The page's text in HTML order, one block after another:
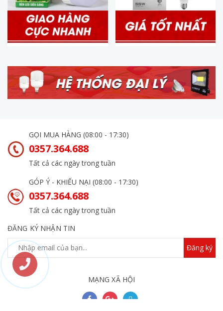
GỌI MUA HÀNG (08:00 - 17:30)
0357.364.688
Tất cả các ngày trong tuần
GÓP Ý - KHIẾU NẠI (08:00 - 17:30)
0357.364.688
Tất cả các ngày trong tuần
ĐĂNG KÝ NHẬN TIN
Đăng ký
MẠNG XÃ HỘI